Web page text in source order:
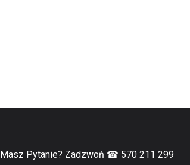
Masz Pytanie? Zadzwoń ☎ 570 211 299